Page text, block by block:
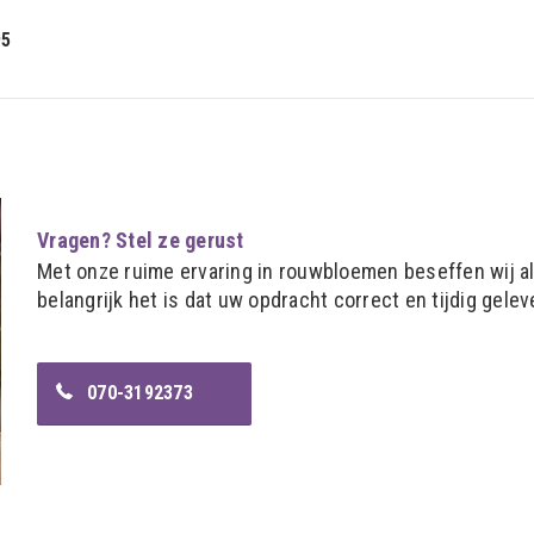
Vragen? Stel ze gerust
Met onze ruime ervaring in rouwbloemen beseffen wij
belangrijk het is dat uw opdracht correct en tijdig
070-3192373